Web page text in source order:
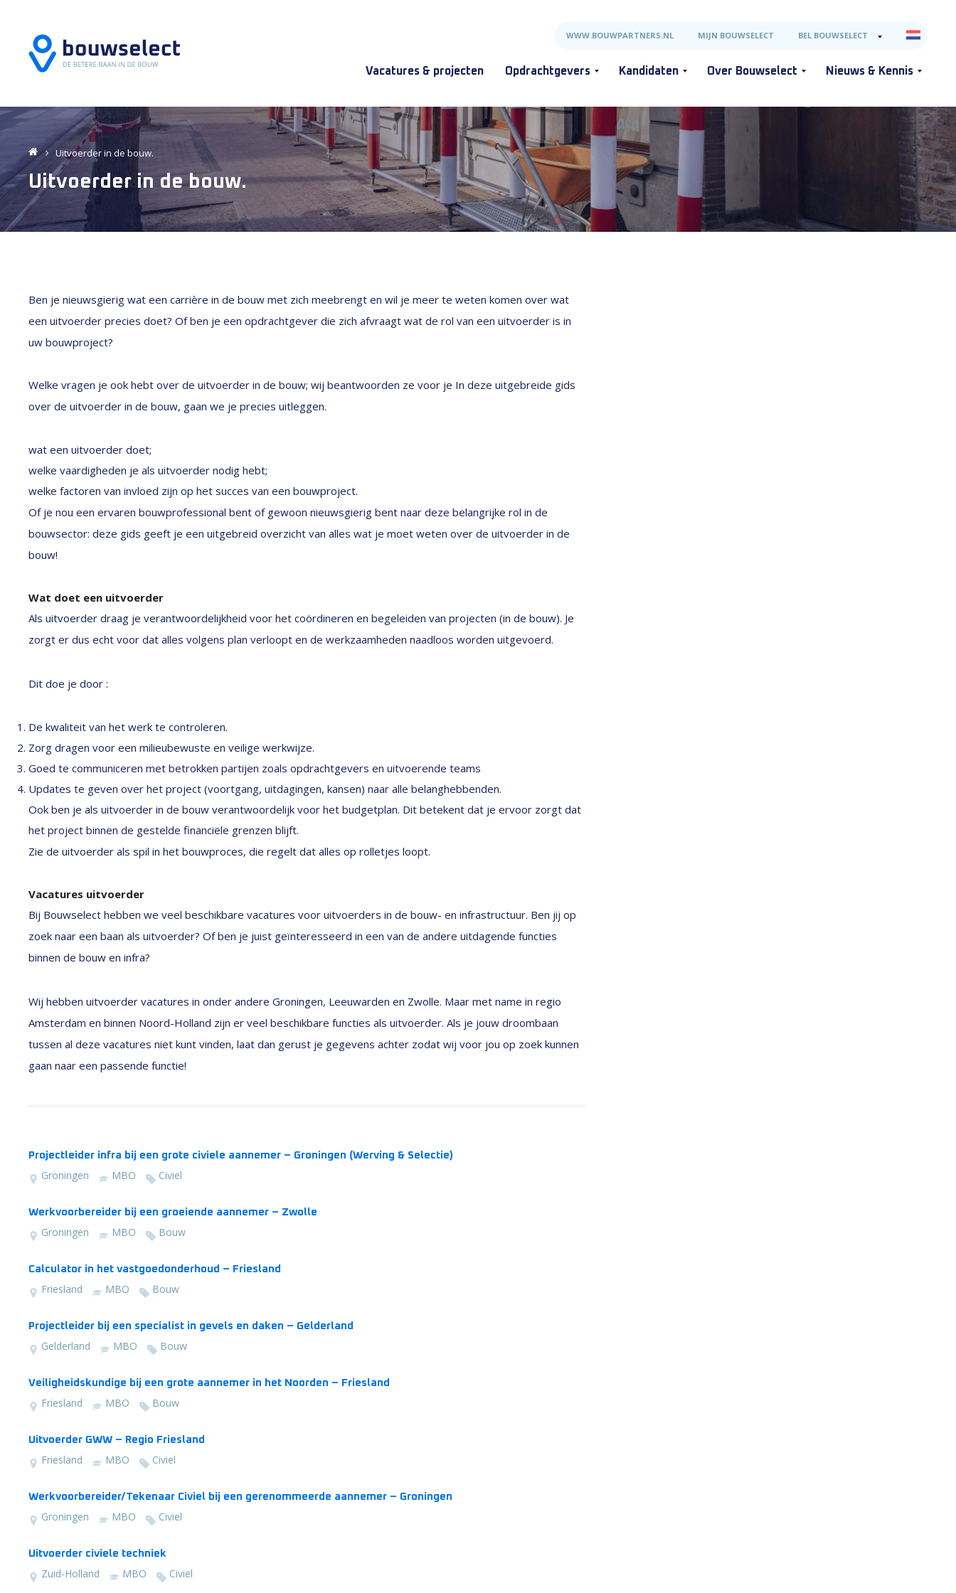
WWW.BOUWPARTNERS.NL MIJN BOUWSELECT BEL BOUWSELECT
Vacatures & projecten Opdrachtgevers Kandidaten Over Bouwselect Nieuws & Kennis
Uitvoerder in de bouw.
Uitvoerder in de bouw.
Ben je nieuwsgierig wat een carrière in de bouw met zich meebrengt en wil je meer te weten komen over wat
een uitvoerder precies doet? Of ben je een opdrachtgever die zich afvraagt wat de rol van een uitvoerder is in
uw bouwproject?
Welke vragen je ook hebt over de uitvoerder in de bouw; wij beantwoorden ze voor je In deze uitgebreide gids
over de uitvoerder in de bouw, gaan we je precies uitleggen.
wat een uitvoerder doet;
welke vaardigheden je als uitvoerder nodig hebt;
welke factoren van invloed zijn op het succes van een bouwproject.
Of je nou een ervaren bouwprofessional bent of gewoon nieuwsgierig bent naar deze belangrijke rol in de
bouwsector: deze gids geeft je een uitgebreid overzicht van alles wat je moet weten over de uitvoerder in de
bouw!
Wat doet een uitvoerder
Als uitvoerder draag je verantwoordelijkheid voor het coördineren en begeleiden van projecten (in de bouw). Je
zorgt er dus echt voor dat alles volgens plan verloopt en de werkzaamheden naadloos worden uitgevoerd.
Dit doe je door :
De kwaliteit van het werk te controleren.
Zorg dragen voor een milieubewuste en veilige werkwijze.
Goed te communiceren met betrokken partijen zoals opdrachtgevers en uitvoerende teams
Updates te geven over het project (voortgang, uitdagingen, kansen) naar alle belanghebbenden.
Ook ben je als uitvoerder in de bouw verantwoordelijk voor het budgetplan. Dit betekent dat je ervoor zorgt dat
het project binnen de gestelde financiële grenzen blijft.
Zie de uitvoerder als spil in het bouwproces, die regelt dat alles op rolletjes loopt.
Vacatures uitvoerder
Bij Bouwselect hebben we veel beschikbare vacatures voor uitvoerders in de bouw- en infrastructuur. Ben jij op
zoek naar een baan als uitvoerder? Of ben je juist geïnteresseerd in een van de andere uitdagende functies
binnen de bouw en infra?
Wij hebben uitvoerder vacatures in onder andere Groningen, Leeuwarden en Zwolle. Maar met name in regio
Amsterdam en binnen Noord-Holland zijn er veel beschikbare functies als uitvoerder. Als je jouw droombaan
tussen al deze vacatures niet kunt vinden, laat dan gerust je gegevens achter zodat wij voor jou op zoek kunnen
gaan naar een passende functie!
Projectleider infra bij een grote civiele aannemer – Groningen (Werving & Selectie)
Groningen MBO Civiel
Werkvoorbereider bij een groeiende aannemer – Zwolle
Groningen MBO Bouw
Calculator in het vastgoedonderhoud – Friesland
Friesland MBO Bouw
Projectleider bij een specialist in gevels en daken – Gelderland
Gelderland MBO Bouw
Veiligheidskundige bij een grote aannemer in het Noorden – Friesland
Friesland MBO Bouw
Uitvoerder GWW – Regio Friesland
Friesland MBO Civiel
Werkvoorbereider/Tekenaar Civiel bij een gerenommeerde aannemer – Groningen
Groningen MBO Civiel
Uitvoerder civiele techniek
Zuid-Holland MBO Civiel